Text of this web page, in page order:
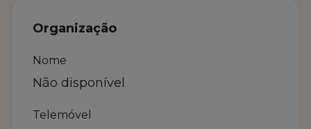
Organização
Nome
Não disponível
Telemóvel